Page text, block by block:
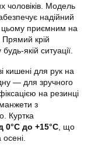
чоловіків. Модель
надійний
цьому приємним на
крій
якій ситуації.
кишені для рук на
— для зручного
на резинці
з
Куртка
0°C до +15°C , що